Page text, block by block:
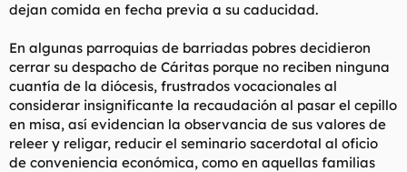
dejan comida en fecha previa a su caducidad.
En algunas parroquias de barriadas pobres decidieron
cerrar su despacho de Cáritas porque no reciben ninguna
cuantía de la diócesis, frustrados vocacionales al
considerar insignificante la recaudación al pasar el cepillo
en misa, así evidencian la observancia de sus valores de
releer y religar, reducir el seminario sacerdotal al oficio
de conveniencia económica, como en aquellas familias